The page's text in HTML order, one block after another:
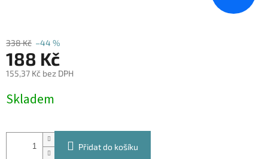
338 Kč –44 %
188 Kč
155,37 Kč bez DPH
cena:
Skladem
Přidat do košíku